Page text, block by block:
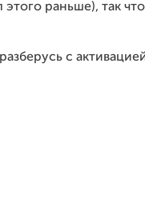
раньше), так
с